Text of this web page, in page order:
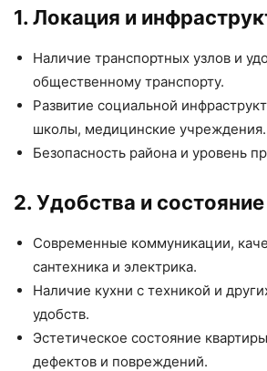
1. Локация и
Наличие транспортных узлов и
общественному транспорту.
Развитие социальной
школы, медицинские учреждения.
Безопасность района и уровень
2. Удобства и
Современные коммуникации,
сантехника и электрика.
Наличие кухни с техникой и
удобств.
Эстетическое состояние
дефектов и повреждений.